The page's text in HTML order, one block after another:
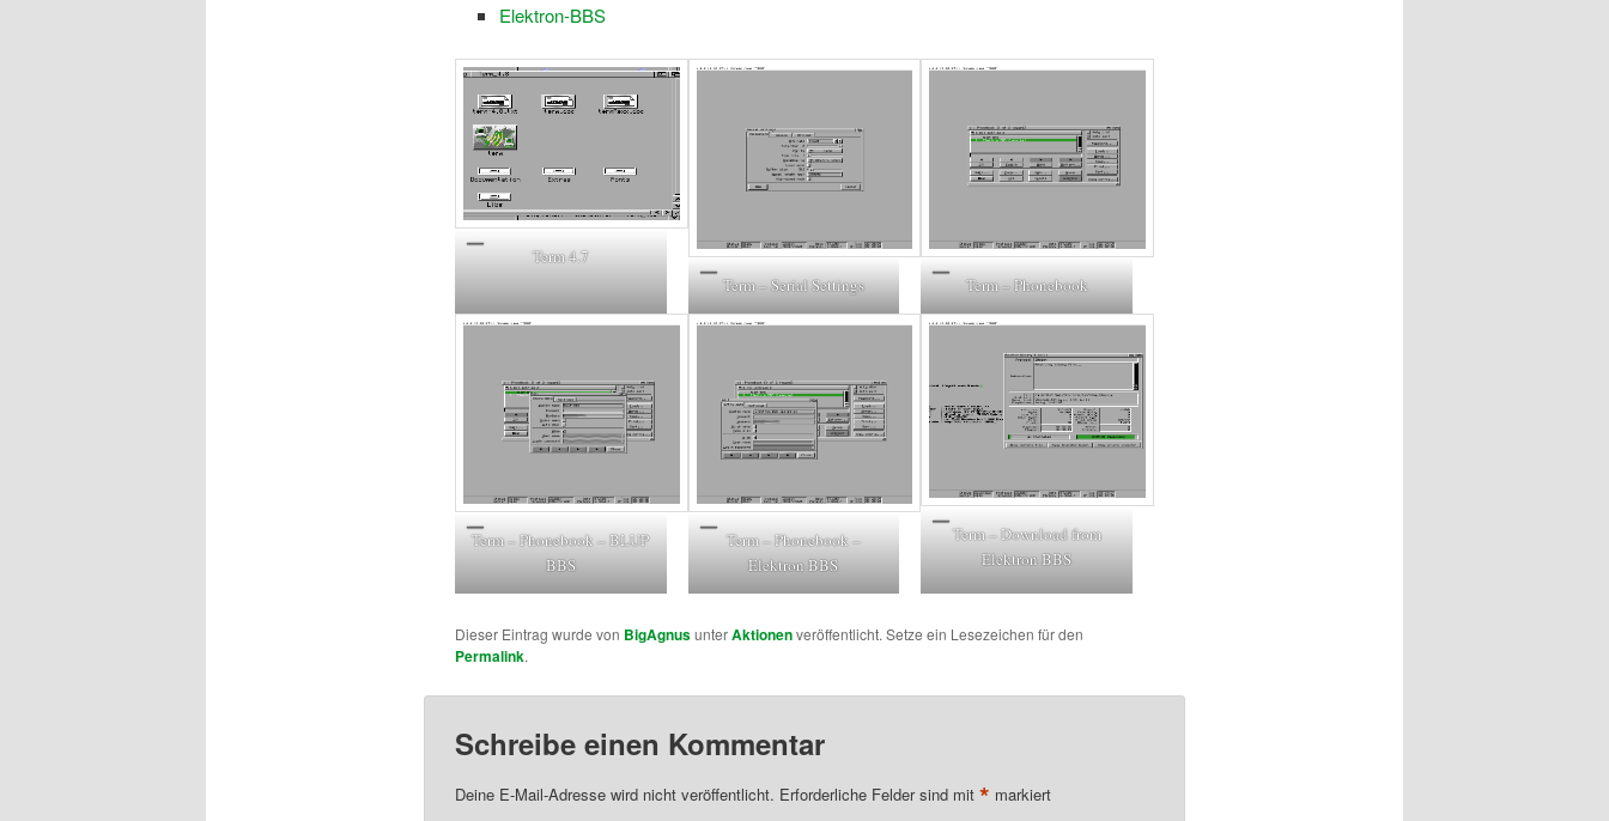
Elektron-BBS
Term 4.7
Term – Serial Settings
Term – Phonebook
Term – Phonebook – BLUP
BBS
Term – Phonebook –
Elektron BBS
Term – Download from
Elektron BBS
Dieser Eintrag wurde von BigAgnusunterAktionenveröffentlicht. Setze ein Lesezeichen für den
Permalink.
Schreibe einen Kommentar
Deine E-Mail-Adresse wird nicht veröffentlicht. Erforderliche Felder sind mit * markiert